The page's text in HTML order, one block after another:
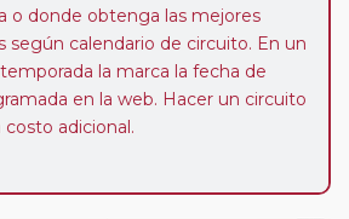
o donde obtenga las mejores
según calendario de circuito. En un
la marca la fecha de
en la web. Hacer un circuito
adicional.
el sector de viaje que más le